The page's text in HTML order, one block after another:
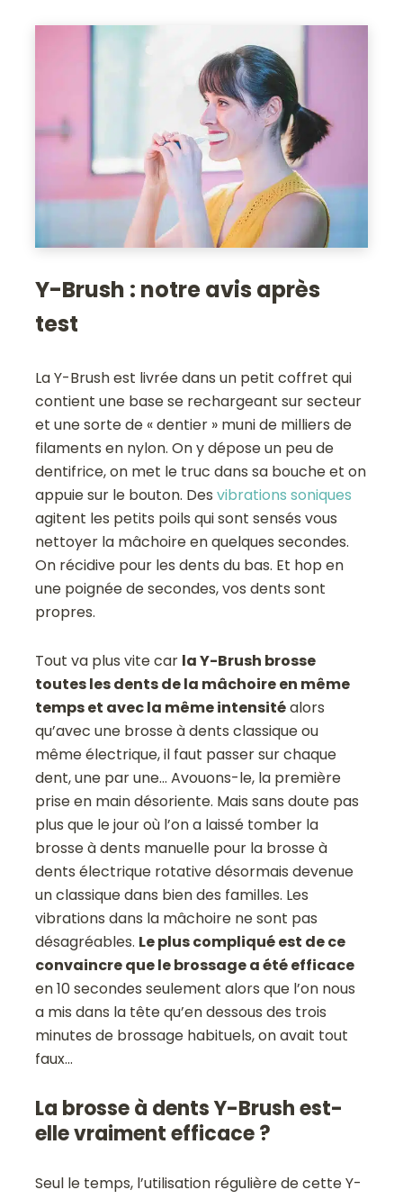
Y-Brush : notre avis après
test
La Y-Brush est livrée dans un petit coffret qui
contient une base se rechargeant sur secteur
et une sorte de « dentier » muni de milliers de
filaments en nylon. On y dépose un peu de
dentifrice, on met le truc dans sa bouche et on
appuie sur le bouton. Desvibrations soniques
agitent les petits poils qui sont sensés vous
nettoyer la mâchoire en quelques secondes.
On récidive pour les dents du bas. Et hop en
une poignée de secondes, vos dents sont
propres.
Tout va plus vite car la Y-Brush brosse
toutes les dents de la mâchoire en même
temps et avec la même intensitéalors
qu’avec une brosse à dents classique ou
même électrique, il faut passer sur chaque
dent, une par une… Avouons-le, la première
prise en main désoriente. Mais sans doute pas
plus que le jour où l’on a laissé tomber la
brosse à dents manuelle pour la brosse à
dents électrique rotative désormais devenue
un classique dans bien des familles. Les
vibrations dans la mâchoire ne sont pas
désagréables. Le plus compliqué est de ce
convaincre que le brossage a été efficace
en 10 secondes seulement alors que l’on nous
a mis dans la tête qu’en dessous des trois
minutes de brossage habituels, on avait tout
faux…
La brosse à dents Y-Brush est-
elle vraiment efficace ?
Seul le temps, l’utilisation régulière de cette Y-